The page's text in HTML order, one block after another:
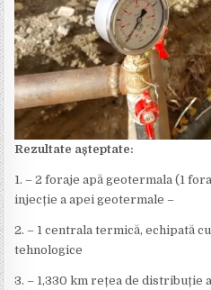
Rezultate așteptate:
1. – 2 foraje apă geotermala (1
injecție a apei geotermale –
2. – 1 centrala termică, echipată
tehnologice
3. – 1,330 km rețea de distribuție